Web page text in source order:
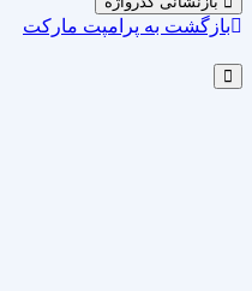
بازگشت به پرامپت مارکت